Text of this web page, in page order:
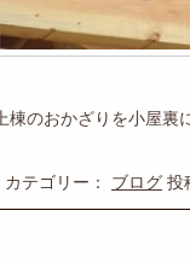
上棟のおかざりを小屋裏
カテゴリー： ブログ 投